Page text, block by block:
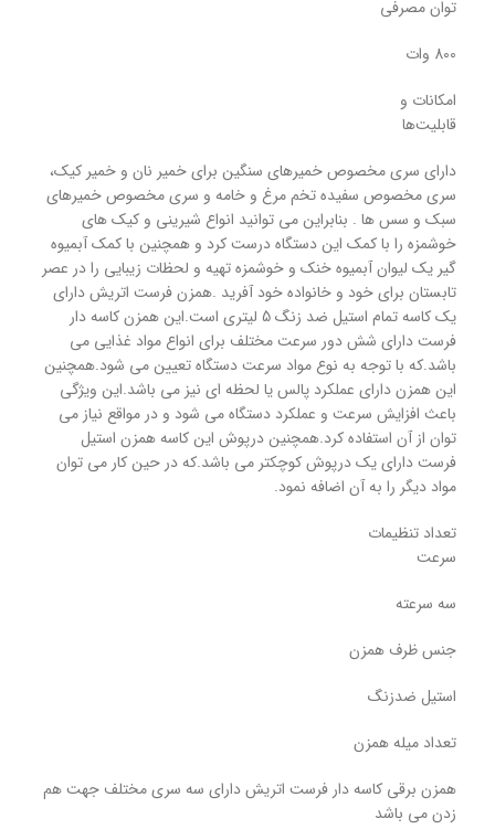
توان مصرفی
800 وات
امکانات و
قابلیت‌ها
دارای سری مخصوص خمیرهای سنگین برای خمیر نان و خمیر کیک،
سری مخصوص سفیده تخم مرغ و خامه و سری مخصوص خمیرهای
سبک و سس ها . بنابراین می توانید انواع شیرینی و کیک های
خوشمزه را با کمک این دستگاه درست کرد و همچنین با کمک آبمیوه
گیر یک لیوان آبمیوه خنک و خوشمزه تهیه و لحظات زیبایی را در عصر
تابستان برای خود و خانواده خود آفرید .همزن فرست اتریش دارای
یک کاسه تمام استیل ضد زنگ 5 لیتری است.این همزن کاسه دار
فرست دارای شش دور سرعت مختلف برای انواع مواد غذایی می
باشد.که با توجه به نوع مواد سرعت دستگاه تعیین می شود.همچنین
این همزن دارای عملکرد پالس یا لحظه ای نیز می باشد.این ویژگی
باعث افزایش سرعت و عملکرد دستگاه می شود و در مواقع نیاز می
توان از آن استفاده کرد.همچنین درپوش این کاسه همزن استیل
فرست دارای یک درپوش کوچکتر می باشد.که در حین کار می توان
مواد دیگر را به آن اضافه نمود.
تعداد تنظیمات
سرعت
سه سرعته
جنس ظرف همزن
استیل ضدزنگ
تعداد میله همزن
همزن برقی کاسه دار فرست اتریش دارای سه سری مختلف جهت هم
زدن می باشد